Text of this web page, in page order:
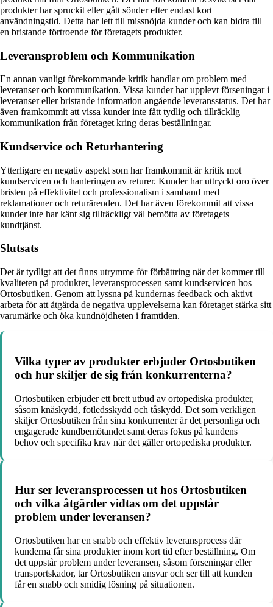
produkter har spruckit eller gått sönder efter endast kort
användningstid. Detta har lett till missnöjda kunder och kan bidra till
en bristande förtroende för företagets produkter.
Leveransproblem och Kommunikation
En annan vanligt förekommande kritik handlar om problem med
leveranser och kommunikation. Vissa kunder har upplevt förseningar i
leveranser eller bristande information angående leveransstatus. Det har
även framkommit att vissa kunder inte fått tydlig och tillräcklig
kommunikation från företaget kring deras beställningar.
Kundservice och Returhantering
Ytterligare en negativ aspekt som har framkommit är kritik mot
kundservicen och hanteringen av returer. Kunder har uttryckt oro över
bristen på effektivitet och professionalism i samband med
reklamationer och returärenden. Det har även förekommit att vissa
kunder inte har känt sig tillräckligt väl bemötta av företagets
kundtjänst.
Slutsats
Det är tydligt att det finns utrymme för förbättring när det kommer till
kvaliteten på produkter, leveransprocessen samt kundservicen hos
Ortosbutiken. Genom att lyssna på kundernas feedback och aktivt
arbeta för att åtgärda de negativa upplevelserna kan företaget stärka sitt
varumärke och öka kundnöjdheten i framtiden.
Vilka typer av produkter erbjuder Ortosbutiken
och hur skiljer de sig från konkurrenterna?
Ortosbutiken erbjuder ett brett utbud av ortopediska produkter,
såsom knäskydd, fotledsskydd och tåskydd. Det som verkligen
skiljer Ortosbutiken från sina konkurrenter är det personliga och
engagerade kundbemötandet samt deras fokus på kundens
behov och specifika krav när det gäller ortopediska produkter.
Hur ser leveransprocessen ut hos Ortosbutiken
och vilka åtgärder vidtas om det uppstår
problem under leveransen?
Ortosbutiken har en snabb och effektiv leveransprocess där
kunderna får sina produkter inom kort tid efter beställning. Om
det uppstår problem under leveransen, såsom förseningar eller
transportskador, tar Ortosbutiken ansvar och ser till att kunden
får en snabb och smidig lösning på situationen.